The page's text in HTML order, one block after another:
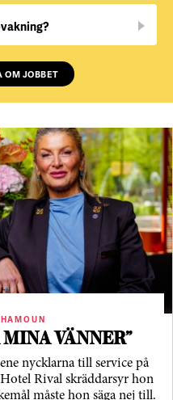
OM JOBBET
VÄNNER”
nycklarna till service på
Rival skräddarsyr hon
måste hon säga nej till.